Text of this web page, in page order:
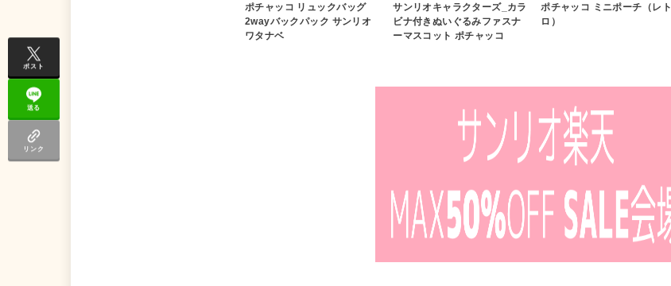
ポスト
送る
リンク
ポチャッコ リュックバッグ
2wayバックパック サンリオ
ワタナベ
サンリオキャラクターズ_カラ
ビナ付きぬいぐるみファスナ
ーマスコット ポチャッコ
ポチャッコ ミニポーチ（レト
ロ）